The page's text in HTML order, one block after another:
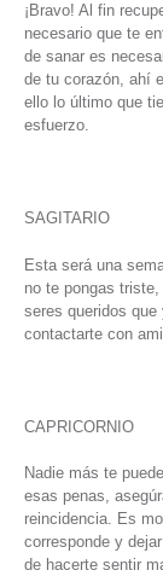
¡Bravo! Al fin
necesario que te
de sanar es
de tu corazón, ahí
ello lo último que
esfuerzo.
SAGITARIO
Esta será una
no te pongas
seres queridos
contactarte con
CAPRICORNIO
Nadie más te
esas penas,
reincidencia. Es
corresponde y
de hacerte sentir